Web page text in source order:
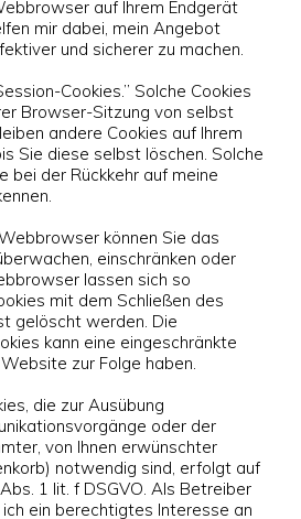
auf Ihrem Endgerät
mir dabei, mein Angebot
und sicherer zu machen.
Cookies.” Solche Cookies
Browser-Sitzung von selbst
andere Cookies auf Ihrem
Sie diese selbst löschen. Solche
bei der Rückkehr auf meine
können Sie das
einschränken oder
lassen sich so
mit dem Schließen des
gelöscht werden. Die
kann eine eingeschränkte
zur Folge haben.
die zur Ausübung
oder der
von Ihnen erwünschter
notwendig sind, erfolgt auf
1 lit. f DSGVO. Als Betreiber
ein berechtigtes Interesse an